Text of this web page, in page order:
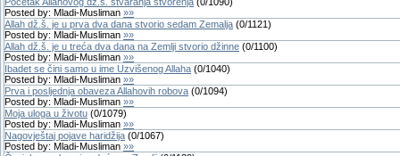
Posted by: Mladi-Musliman »»
Allah dž.š. je u prva dva dana stvorio sedam Zemalja (0/1121)
Posted by: Mladi-Musliman »»
Allah dž.š. je u treća dva dana na Zemlji stvorio džinne (0/1100)
Posted by: Mladi-Musliman »»
Ibadet se čini samo u ime Uzvišenog Allaha (0/1040)
Posted by: Mladi-Musliman »»
Prva i posljednja obaveza Allahovih robova (0/1094)
Posted by: Mladi-Musliman »»
Moja uloga u životu (0/1079)
Posted by: Mladi-Musliman »»
Nagovještaj pojave haridžija (0/1067)
Posted by: Mladi-Musliman »»